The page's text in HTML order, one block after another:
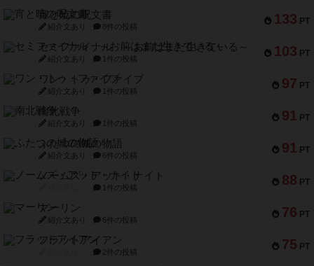
133 PT
宵と暁の呪文書
紹介文あり 8件の投稿
103 PT
セミファイナル ～お前はまだ生きている～
紹介文あり 1件の投稿
97 PT
ワン・トゥ・ファイブ
紹介文あり 1件の投稿
91 PT
南北戦争
紹介文あり 1件の投稿
91 PT
ふたつの城の物語
紹介文あり 6件の投稿
88 PT
ノームズ・アット・ナイト
1件の投稿
76 PT
マーリン
紹介文あり 6件の投稿
75 PT
フラットアイアン
2件の投稿